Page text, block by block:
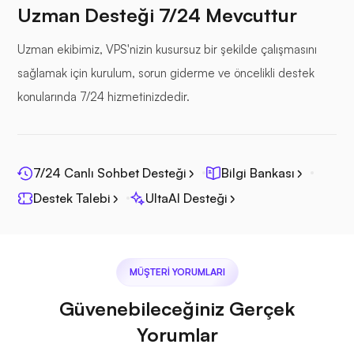
Deniz Dosyası
Jitsi
Uzman Desteği 7/24 Mevcuttur
Uzman ekibimiz, VPS'nizin kusursuz bir şekilde çalışmasını
sağlamak için kurulum, sorun giderme ve öncelikli destek
konularında 7/24 hizmetinizdedir.
7/24 Canlı Sohbet Desteği
Bilgi Bankası
Destek Talebi
UltaAI Desteği
MÜŞTERI YORUMLARI
Güvenebileceğiniz Gerçek
Yorumlar